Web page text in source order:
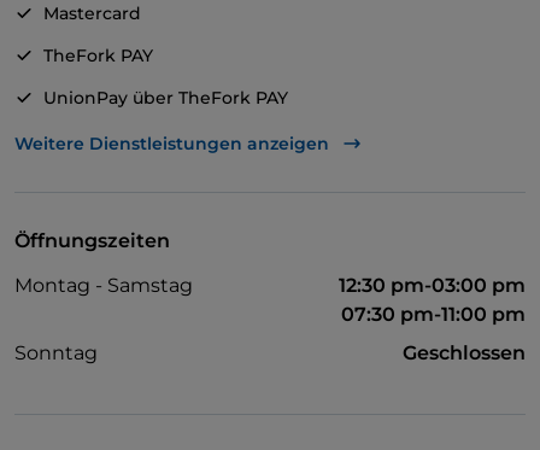
Mastercard
TheFork PAY
UnionPay über TheFork PAY
Visa
Weitere Dienstleistungen anzeigen
Öffnungszeiten
Montag - Samstag
12:30 pm-03:00 pm
07:30 pm-11:00 pm
Sonntag
Geschlossen